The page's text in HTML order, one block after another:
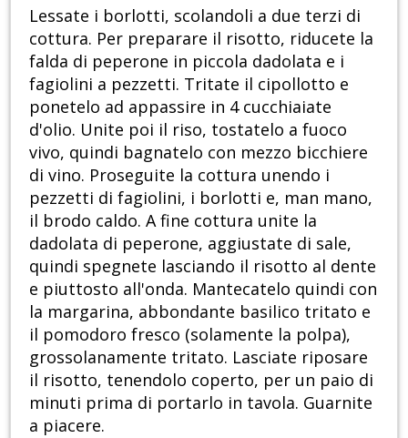
Lessate i borlotti, scolandoli a due terzi di
cottura. Per preparare il risotto, riducete la
falda di peperone in piccola dadolata e i
fagiolini a pezzetti. Tritate il cipollotto e
ponetelo ad appassire in 4 cucchiaiate
d'olio. Unite poi il riso, tostatelo a fuoco
vivo, quindi bagnatelo con mezzo bicchiere
di vino. Proseguite la cottura unendo i
pezzetti di fagiolini, i borlotti e, man mano,
il brodo caldo. A fine cottura unite la
dadolata di peperone, aggiustate di sale,
quindi spegnete lasciando il risotto al dente
e piuttosto all'onda. Mantecatelo quindi con
la margarina, abbondante basilico tritato e
il pomodoro fresco (solamente la polpa),
grossolanamente tritato. Lasciate riposare
il risotto, tenendolo coperto, per un paio di
minuti prima di portarlo in tavola. Guarnite
a piacere.